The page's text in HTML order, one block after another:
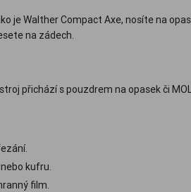
je Walther Compact Axe, nosíte na
na zádech.
přichází s pouzdrem na opasek či
kufru.
film.